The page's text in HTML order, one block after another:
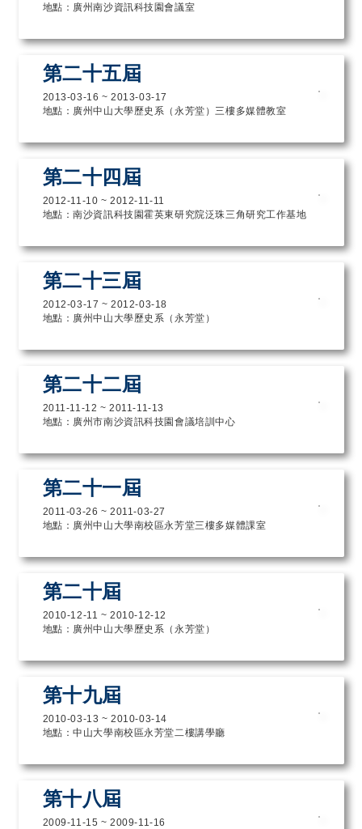
地點：廣州南沙資訊科技園會議室
第二十五屆
2013-03-16 ~2013-03-17
地點：廣州中山大學歷史系（永芳堂）三樓多媒體教室
第二十四屆
2012-11-10 ~2012-11-11
地點：南沙資訊科技園霍英東研究院泛珠三角研究工作基地
第二十三屆
2012-03-17 ~2012-03-18
地點：廣州中山大學歷史系（永芳堂）
第二十二屆
2011-11-12 ~2011-11-13
地點：廣州市南沙資訊科技園會議培訓中心
第二十一屆
2011-03-26 ~2011-03-27
地點：廣州中山大學南校區永芳堂三樓多媒體課室
第二十屆
2010-12-11 ~2010-12-12
地點：廣州中山大學歷史系（永芳堂）
第十九屆
2010-03-13 ~2010-03-14
地點：中山大學南校區永芳堂二樓講學廳
第十八屆
2009-11-15 ~2009-11-16